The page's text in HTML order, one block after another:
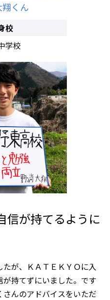
翔くん
校
学校
信が持てるように
が、ＫＡＴＥＫＹＯに入
持てずにいました。です
んのアドバイスをいただ